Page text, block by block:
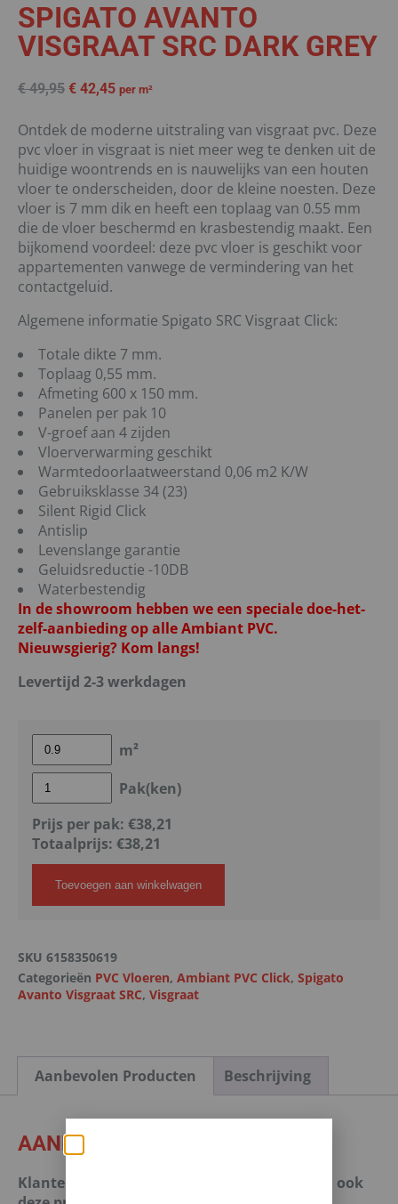
SPIGATO AVANTO
VISGRAAT SRC DARK GREY
€49,95 € 42,45 per m²
Ontdek de moderne uitstraling van visgraat pvc. Deze
pvc vloer in visgraat is niet meer weg te denken uit de
huidige woontrends en is nauwelijks van een houten
vloer te onderscheiden, door de kleine noesten. Deze
vloer is 7 mm dik en heeft een toplaag van 0.55 mm
die de vloer beschermd en krasbestendig maakt. Een
bijkomend voordeel: deze pvc vloer is geschikt voor
appartementen vanwege de vermindering van het
contactgeluid.
Algemene informatie Spigato SRC Visgraat Click:
Totale dikte 7 mm.
Toplaag 0,55 mm.
Afmeting 600 x 150 mm.
Panelen per pak 10
V-groef aan 4 zijden
Vloerverwarming geschikt
Warmtedoorlaatweerstand 0,06 m2 K/W
Gebruiksklasse 34 (23)
Silent Rigid Click
Antislip
Levenslange garantie
Geluidsreductie -10DB
Waterbestendig
In de showroom hebben we een speciale doe-het-
zelf-aanbieding op alle Ambiant PVC.
Nieuwsgierig? Kom langs!
Levertijd 2-3 werkdagen
m²
Pak(ken)
Prijs per pak: €38,21
Totaalprijs: €38,21
Toevoegen aan winkelwagen
SKU 6158350619
Categorieën PVC Vloeren, Ambiant PVC Click, Spigato
Avanto Visgraat SRC, Visgraat
Aanbevolen Producten Beschrijving
AANBEVOLEN PRODUCTEN
Klanten die dit kochten, kochten of bekeken ook